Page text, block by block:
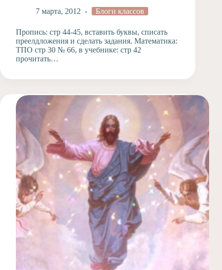
7 марта, 2012
Блоги классов
Пропись: стр 44-45, вставить буквы, списать
преелдложения и сделать задания. Математика:
ТПО стр 30 № 66, в учебнике: стр 42
прочитать…